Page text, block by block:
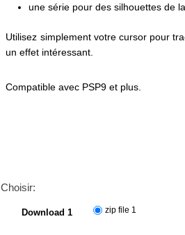
une série pour des silhouettes de
Utilisez simplement votre cursor pour
un effet intéressant.
Compatible avec PSP9 et plus.
Choisir:
Download 1 zip file 1